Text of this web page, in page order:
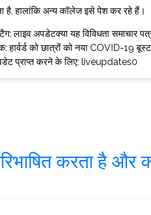
है, हालांकि अन्य कॉलेज इसे पेश कर रहे हैं।
अपडेटक्या यह विविधता समाचार पत्र
को छात्रों को नया COVID-19
प्राप्त करने के लिए: liveupdates0
करता है और